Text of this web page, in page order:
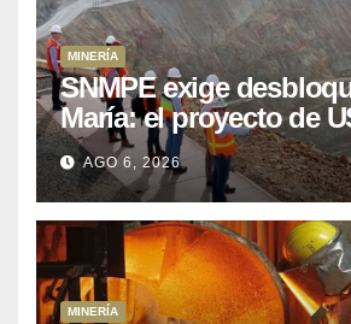
MINERÍA
SNMPE exige
María: el proyecto de
que Perú lleva 15 años
posponiendo
AGO 6, 2026
MINERÍA